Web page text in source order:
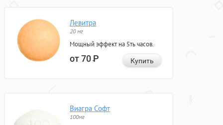
Левитра
20 мг
Мощный эффект на 5ть часов.
от 70Р Купить
Виагра Софт
100мг